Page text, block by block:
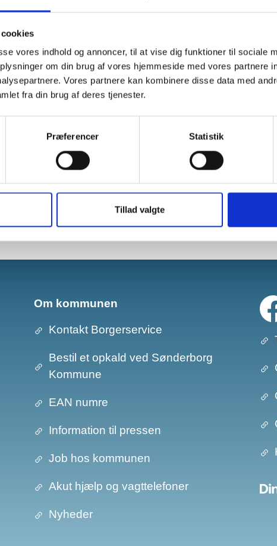
vores indhold og annoncer, til at vise dig funktioner til sociale
om din brug af vores hjemmeside med vores partnere
Vores partnere kan kombinere disse data med
fra din brug af deres tjenester.
Præferencer Statistik
Tillad valgte
byg@sonderborg.dk
Mandag - tirsdag: 9.00 - 15.00
Onsdag: lukket
Fredag: 9.00 - 14.00
Om kommunen
Kontakt Borgerservice
Bestil et opkald ved Sønderborg
Kommune
EAN numre
Information til pressen
Job hos kommunen
Akut hjælp og vagttelefoner
Nyheder